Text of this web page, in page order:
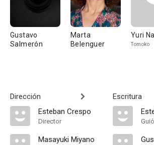
Gustavo
Salmerón
Marta
Belenguer
Yuri
Tomoko
Dirección
Esteban Crespo
Director
Masayuki Miyano
Escritura